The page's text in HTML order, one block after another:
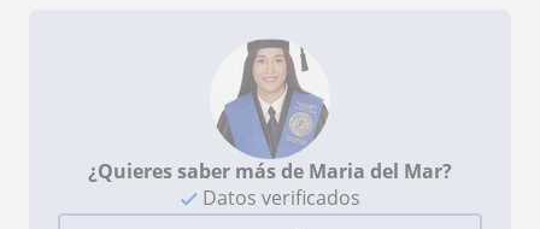
¿Quieres saber más de Maria del Mar?
Datos verificados